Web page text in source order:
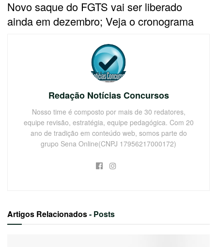
Novo saque do FGTS vai ser liberado
ainda em dezembro; Veja o cronograma
Redação Notícias Concursos
Nosso time é composto por mais de 30 redatores,
equipe revisão, estratégia, equipe pedagógica. Com 20
ano de tradição em conteúdo web, somos parte do
grupo Sena Online(CNPJ 17956217000172)
Artigos Relacionados- Posts